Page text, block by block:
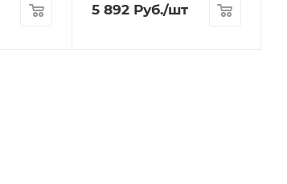
5 892 Руб./шт